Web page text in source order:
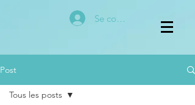
Se connecter
Post
Tous les posts